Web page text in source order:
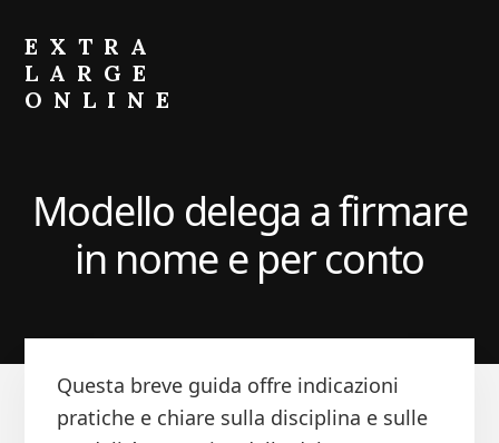
primary
sidebar
content
EXTRA
LARGE
ONLINE
Portafoglio
Modello delega a firmare
in nome e per conto
Questa breve guida offre indicazioni
pratiche e chiare sulla disciplina e sulle